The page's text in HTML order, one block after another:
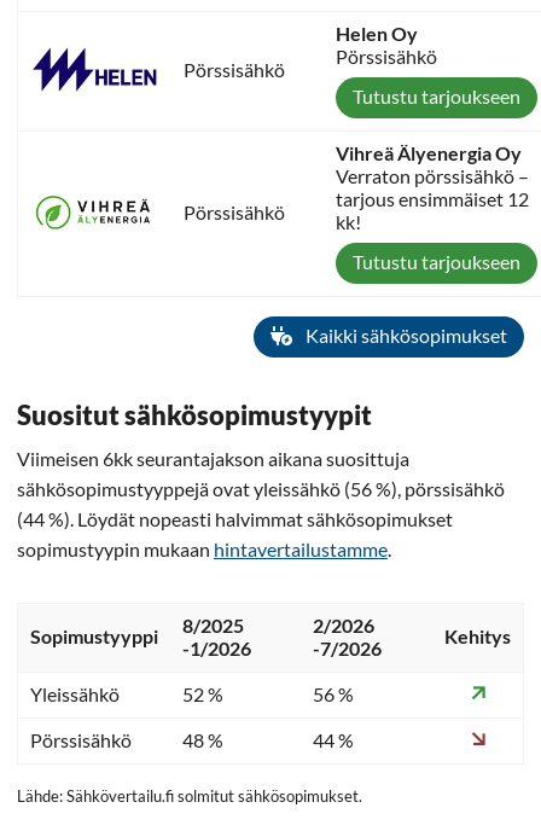
Pörssisähkö
Helen Oy
Pörssisähkö
Tutustu tarjoukseen
Pörssisähkö
Vihreä Älyenergia Oy
Verraton pörssisähkö –
tarjous ensimmäiset 12
kk!
Tutustu tarjoukseen
Kaikki sähkösopimukset
Suositut sähkösopimustyypit
Viimeisen 6kk seurantajakson aikana suosittuja
sähkösopimustyyppejä ovat yleissähkö (56 %), pörssisähkö
(44 %). Löydät nopeasti halvimmat sähkösopimukset
sopimustyypin mukaan hintavertailustamme
Sopimustyyppi
8/2025
-1/2026
2/2026
-7/2026
Kehitys
Yleissähkö 52 %
56 %
Pörssisähkö
48 % 44 %
Lähde: Sähkövertailu.fi solmitut sähkösopimukset.